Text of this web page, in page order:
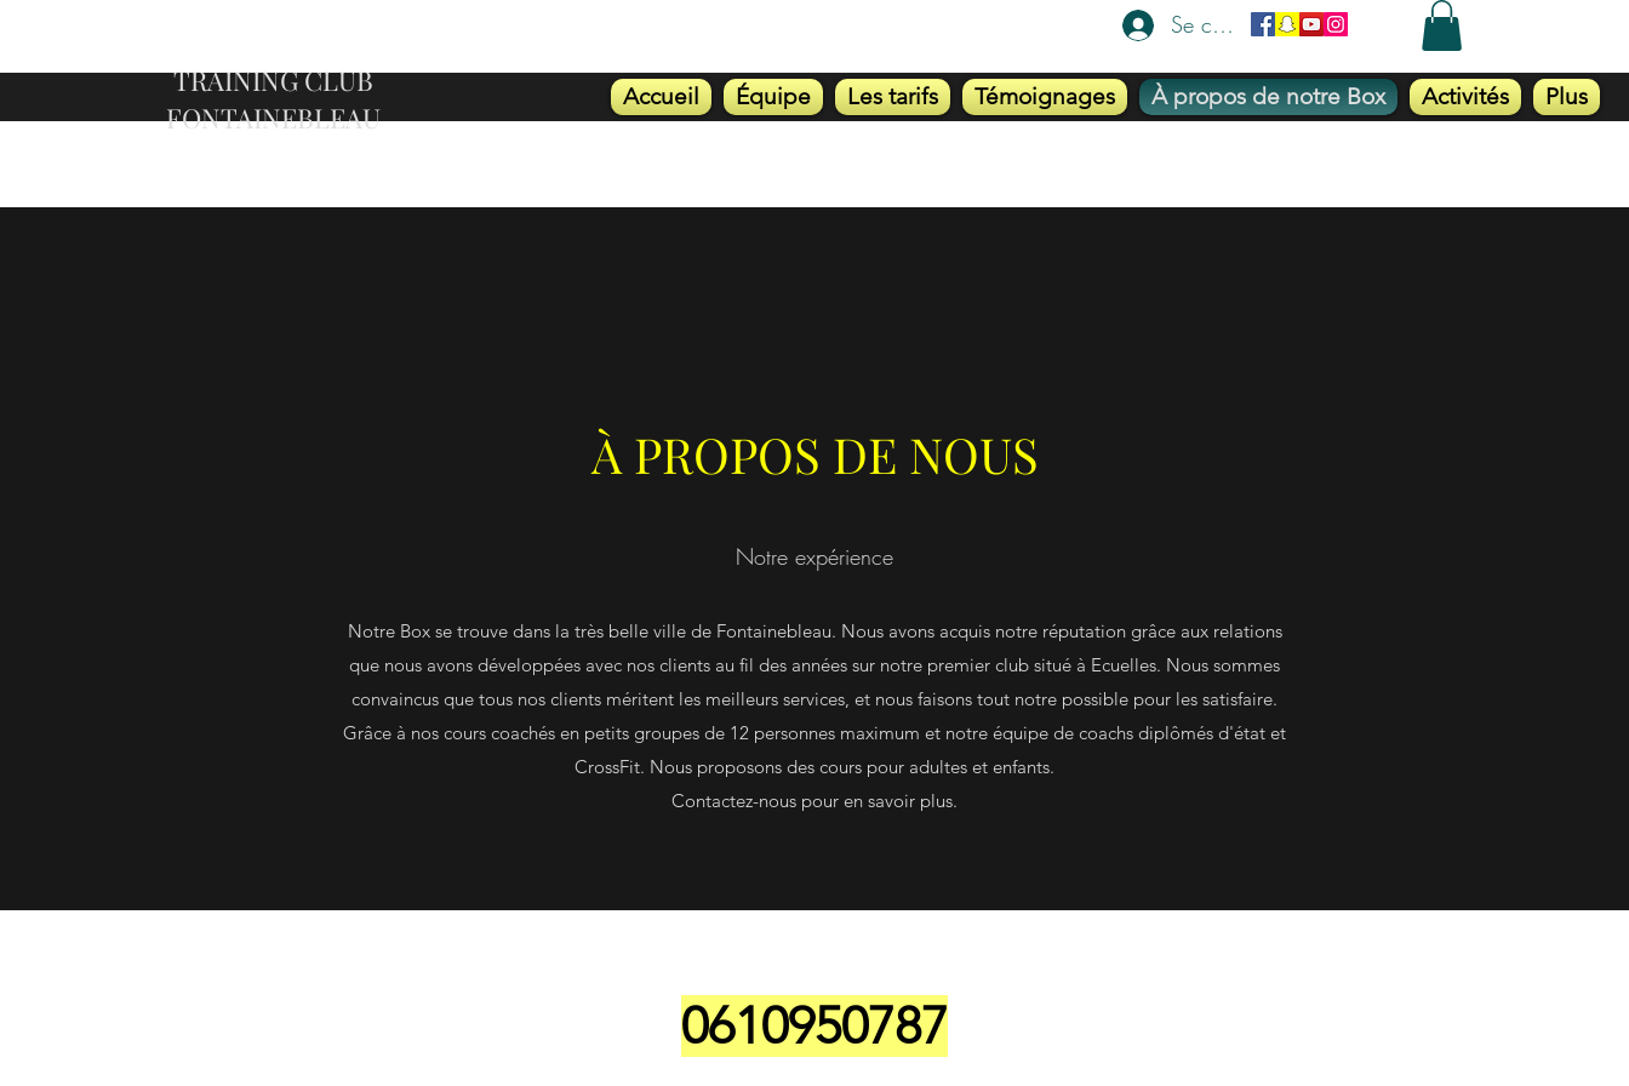
Se connecter
TRAINING CLUB
FONTAINEBLEAU
Accueil Équipe Les tarifs Témoignages À propos de notre Box Activités Plus
À PROPOS DE NOUS
Notre expérience
Notre Box se trouve dans la très belle ville de Fontainebleau. Nous avons acquis notre réputation grâce aux relations
que nous avons développées avec nos clients au fil des années sur notre premier club situé à Ecuelles. Nous sommes
convaincus que tous nos clients méritent les meilleurs services, et nous faisons tout notre possible pour les satisfaire.
Grâce à nos cours coachés en petits groupes de 12 personnes maximum et notre équipe de coachs diplômés d'état et
CrossFit. Nous proposons des cours pour adultes et enfants.
Contactez-nous pour en savoir plus.
0610950787